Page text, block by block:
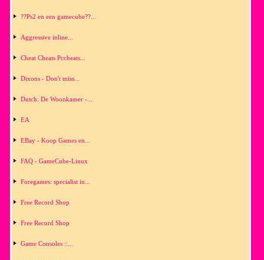
??Ps2 en een gamecube??...
Aggressive inline...
Cheat Cheats Pccheats...
Dixons - Don't miss...
Dutch: De Woonkamer -...
EA
EBay - Koop Games en...
FAQ - GameCube-Linux
Foregames: specialist in...
Free Record Shop
Free Record Shop
Game Consoles ::...